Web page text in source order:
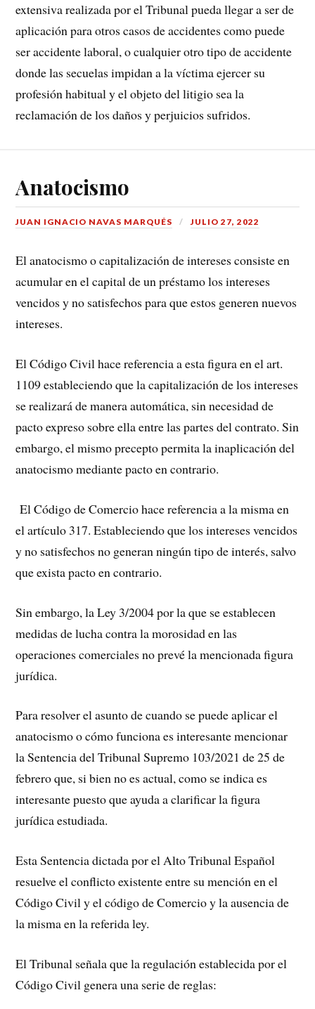
extensiva realizada por el Tribunal pueda llegar a ser de
aplicación para otros casos de accidentes como puede
ser accidente laboral, o cualquier otro tipo de accidente
donde las secuelas impidan a la víctima ejercer su
profesión habitual y el objeto del litigio sea la
reclamación de los daños y perjuicios sufridos.
Anatocismo
JUAN IGNACIO NAVAS MARQUÉS JULIO 27, 2022
El anatocismo o capitalización de intereses consiste en
acumular en el capital de un préstamo los intereses
vencidos y no satisfechos para que estos generen nuevos
intereses.
El Código Civil hace referencia a esta figura en el art.
1109 estableciendo que la capitalización de los intereses
se realizará de manera automática, sin necesidad de
pacto expreso sobre ella entre las partes del contrato. Sin
embargo, el mismo precepto permita la inaplicación del
anatocismo mediante pacto en contrario.
El Código de Comercio hace referencia a la misma en
el artículo 317. Estableciendo que los intereses vencidos
y no satisfechos no generan ningún tipo de interés, salvo
que exista pacto en contrario.
Sin embargo, la Ley 3/2004 por la que se establecen
medidas de lucha contra la morosidad en las
operaciones comerciales no prevé la mencionada figura
jurídica.
Para resolver el asunto de cuando se puede aplicar el
anatocismo o cómo funciona es interesante mencionar
la Sentencia del Tribunal Supremo 103/2021 de 25 de
febrero que, si bien no es actual, como se indica es
interesante puesto que ayuda a clarificar la figura
jurídica estudiada.
Esta Sentencia dictada por el Alto Tribunal Español
resuelve el conflicto existente entre su mención en el
Código Civil y el código de Comercio y la ausencia de
la misma en la referida ley.
El Tribunal señala que la regulación establecida por el
Código Civil genera una serie de reglas: